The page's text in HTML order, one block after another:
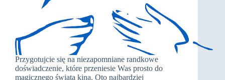
Przygotujcie się na niezapomniane randkowe
doświadczenie, które przeniesie Was prosto do
magicznego świata kina. Oto najbardziej